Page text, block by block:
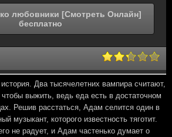
любовники [Смотреть Онлайн]
бесплатно
Два тысячелетних вампира считают,
выжить, ведь еда есть в достаточном
Решив расстаться, Адам селится один в
музыкант, которого известность тяготит.
не радует, и Адам частенько думает о